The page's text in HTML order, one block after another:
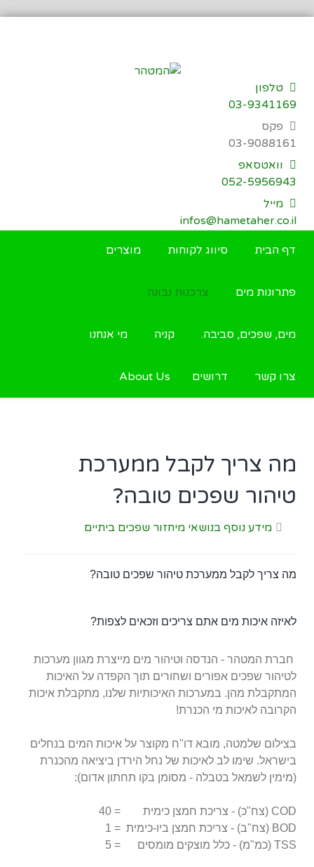
דילוג
טלפון
03-9341169
פקס
03-9088161
וואטסאפ
052-5956943
מייל
infos@hametaher.co.il
דף הבית סיווג לקוחות מוצרים
פתרונות מים צרכנות נבונה
מים, שפכים, סביבה. קניה מי אנחנו
צרו קשר דרושים About Us
מה צריך לקבל ממערכת
טיהור שפכים טובה?
מידע נוסף בנושאי מיחזור שפכים ביתיים
מה צריך לקבל ממערכת טיהור שפכים טובה?
לאיזה איכות מים אתם צריכים וזכאים לצפות?
חברת המטהר - הנדסה וטיהור מים מייצרת מגוון מערכות
לטיהור שפכים אפורים ושחורים תוך הקפדה על האיכות
המתקבלת מהן. במערכות האיכותיות שלנו, מתקבלת איכות
הקרובה לאיכות מי הכנרת!
בצילום שלמטה, מובא דו"ח מקוצר על איכות המים בנחלים
בישראל. שימו לב לאיכות של נחל הירדן ביציאה מהכנרת
(מימין לשמאל בטבלה - מסומן בקו תחתון אדום):
COD (צח"כ) - צריכת חמצן כימית = 40
BOD (צח"ב) - צריכת חמצן ביו-כימית = 1
TSS (כמ"מ) - כלל מוצקים מומסים = 5